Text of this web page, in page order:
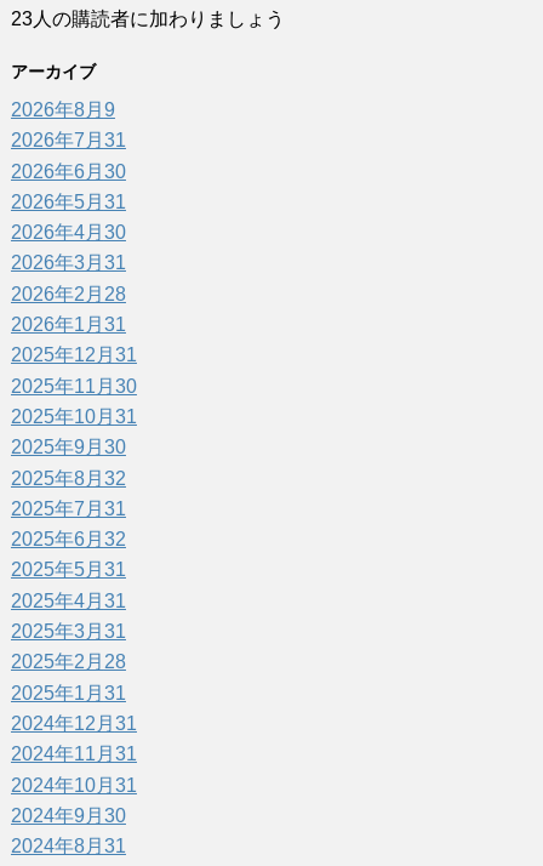
ド
レ
ス
23人の購読者に加わりましょう
アーカイブ
2026年8月 9
2026年7月 31
2026年6月 30
2026年5月 31
2026年4月 30
2026年3月 31
2026年2月 28
2026年1月 31
2025年12月 31
2025年11月 30
2025年10月 31
2025年9月 30
2025年8月 32
2025年7月 31
2025年6月 32
2025年5月 31
2025年4月 31
2025年3月 31
2025年2月 28
2025年1月 31
2024年12月 31
2024年11月 31
2024年10月 31
2024年9月 30
2024年8月 31